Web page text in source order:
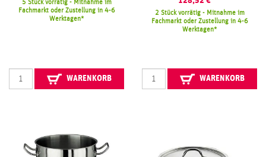
5 Stück vorrätig - Mitnahme im
Fachmarkt oder Zustellung in 4-6
Werktagen
WARENKORB
2 Stück vorrätig - Mitnahme im
Fachmarkt oder Zustellung in 4-6
Werktagen
WARENKORB